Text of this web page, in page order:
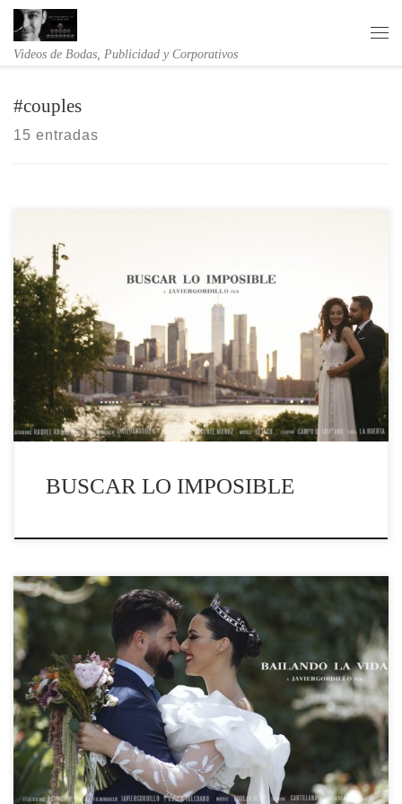
Saltar al contenido
Videos de Bodas, Publicidad y Corporativos
#couples
15 entradas
BUSCAR LO IMPOSIBLE
BUSCAR LO IMPOSIBLE
Bailando la vida es la historia de Asunción y Juan dicen
que cuando no buscas encuentras y que verdad. Su
camino estaba destinado a encontrarse, juan ese niño
bueno y amable correcto y con ganas de que su suerte
cambiara, ella la sonrisa lo espontáneo la alegría la fe,
los dos... pues vamos a verlo darle al play. Gracias a
todos por portaros con Rubén y conmigo como si
fuéramos uno más un abrazo todos.web:
javiergordillo.com IG: javiergordillo_filmmaker Email:
info@javiergordillo.com Móvil: 606710075Finca:
@atalayaalta Catering: @hnosgonzalez Vestido novia: